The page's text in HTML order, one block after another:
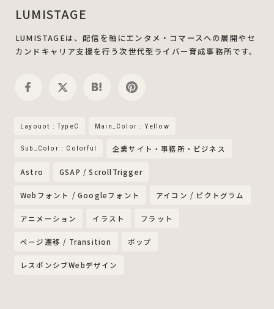
LUMISTAGE
LUMISTAGEは、配信を軸にエンタメ・コマースへの展開やセ
カンドキャリア支援を行う次世代型ライバー育成事務所です。
Layouot : TypeC Main_Color : Yellow
Sub_Color : Colorful 企業サイト・事務所・ビジネス
Astro GSAP / ScrollTrigger
Webフォント / Googleフォント アイコン / ピクトグラム
アニメーション イラスト フラット
ページ遷移 / Transition ポップ
レスポンシブWebデザイン